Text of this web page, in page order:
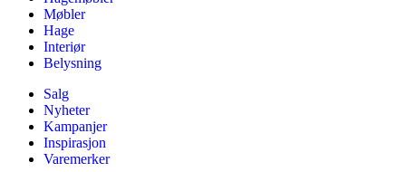
Møbler
Hage
Interiør
Belysning
Salg
Nyheter
Kampanjer
Inspirasjon
Varemerker